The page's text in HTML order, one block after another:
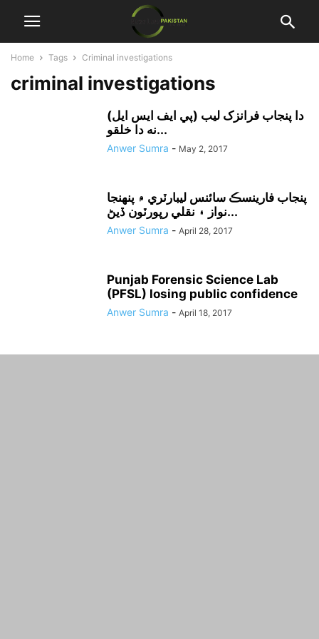
Home Tags Criminal investigations
criminal investigations
دا پنجاب فرانزک ليب (پي ايف ايس ايل)
نه دا خلقو...
Anwer Sumra - May 2, 2017
پنجاب فارينسڪ سائنس ليبارٽري ۾ پنهنجا
نواز ۽ نقلي رپورٽون ڏيڻ...
Anwer Sumra - April 28, 2017
Punjab Forensic Science Lab
(PFSL) losing public confidence
Anwer Sumra - April 18, 2017